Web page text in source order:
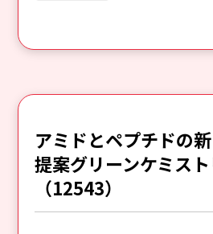
アミドとペプチドの
提案グリーンケミス
（12543）